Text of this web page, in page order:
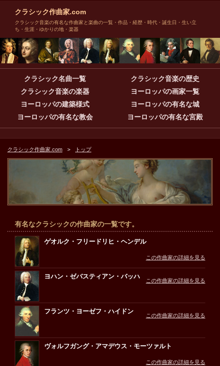
クラシック作曲家.com
クラシック音楽の有名な作曲家と楽曲の一覧・作品・経歴・時代・誕生日・生い立
ち・生涯・ゆかりの地・楽器
クラシック名曲一覧
クラシック音楽の歴史
クラシック音楽の楽器
ヨーロッパの画家一覧
ヨーロッパの建築様式
ヨーロッパの有名な城
ヨーロッパの有名な教会
ヨーロッパの有名な宮殿
クラシック作曲家.com トップ
有名なクラシックの作曲家の一覧です。
ゲオルク・フリードリヒ・ヘンデル
この作曲家の詳細を見る
ヨハン・ゼバスティアン・バッハ
この作曲家の詳細を見る
フランツ・ヨーゼフ・ハイドン
この作曲家の詳細を見る
ヴォルフガング・アマデウス・モーツァルト
この作曲家の詳細を見る